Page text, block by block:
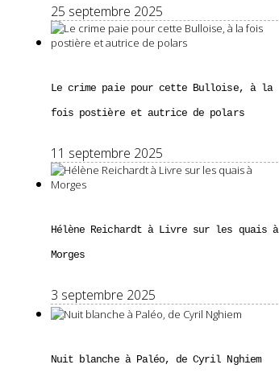
25 septembre 2025
Le crime paie pour cette Bulloise, à la
fois postière et autrice de polars
11 septembre 2025
Hélène Reichardt à Livre sur les quais à
Morges
3 septembre 2025
Nuit blanche à Paléo, de Cyril Nghiem